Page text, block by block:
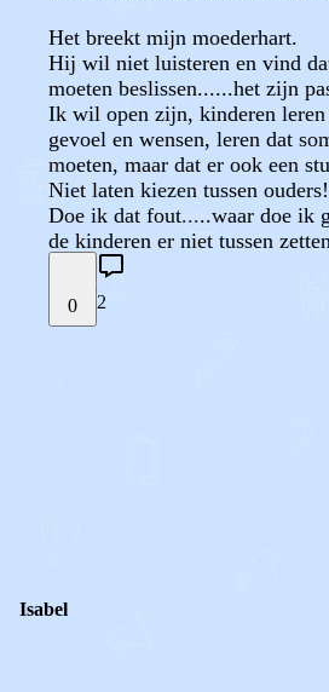
Het breekt mijn moederhart.
Hij wil niet luisteren en vind
moeten beslissen......het zijn
Ik wil open zijn, kinderen leren
gevoel en wensen, leren dat
moeten, maar dat er ook een
Niet laten kiezen tussen ouders!
Doe ik dat fout.....waar doe ik
de kinderen er niet tussen
0 2
Isabel